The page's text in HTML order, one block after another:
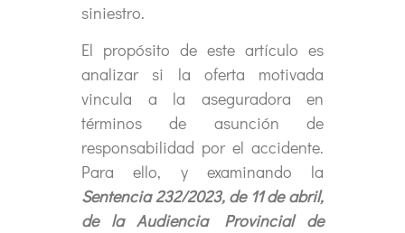
siniestro.
El propósito de este artículo es
analizar si la oferta motivada
vincula a la aseguradora en
términos de asunción de
responsabilidad por el accidente.
Para ello, y examinando la
Sentencia 232/2023, de 11 de abril,
de la Audiencia Provincial de